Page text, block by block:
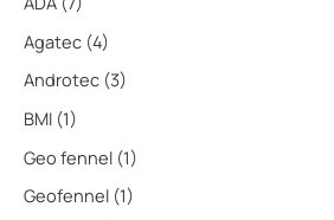
Agatec (4)
Androtec (3)
BMI (1)
Geo fennel (1)
Geofennel (1)